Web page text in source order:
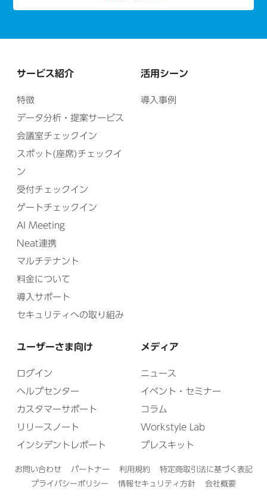
サービス紹介
特徴
データ分析・提案サービス
会議室チェックイン
スポット(座席)チェックイ
ン
受付チェックイン
ゲートチェックイン
AI Meeting
Neat連携
マルチテナント
料金について
導入サポート
セキュリティへの取り組み
活用シーン
導入事例
ユーザーさま向け
ログイン
ヘルプセンター
カスタマーサポート
リリースノート
インシデントレポート
メディア
ニュース
イベント・セミナー
コラム
Workstyle Lab
プレスキット
お問い合わせ パートナー 利用規約
特定商取引法に基づく表記
プライバシーポリシー
情報セキュリティ方針 会社概要